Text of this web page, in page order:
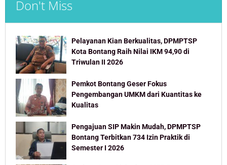
Don't Miss
Pelayanan Kian Berkualitas, DPMPTSP
Kota Bontang Raih Nilai IKM 94,90 di
Triwulan II 2026
Pemkot Bontang Geser Fokus
Pengembangan UMKM dari Kuantitas ke
Kualitas
Pengajuan SIP Makin Mudah, DPMPTSP
Bontang Terbitkan 734 Izin Praktik di
Semester I 2026